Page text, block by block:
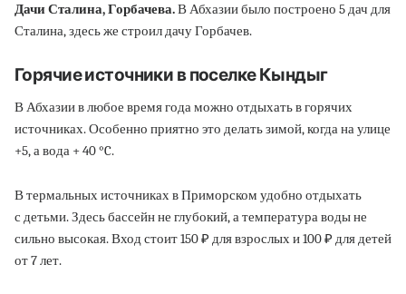
Дачи Сталина, Горбачева.В Абхазии было построено 5 дач для
Сталина, здесь же строил дачу Горбачев.
Горячие источники в поселке Кындыг
В Абхазии в любое время года можно отдыхать в горячих
источниках. Особенно приятно это делать зимой, когда на улице
+5, а вода + 40 °C.
В термальных источниках в Приморском удобно отдыхать
с детьми. Здесь бассейн не глубокий, а температура воды не
сильно высокая. Вход стоит 150 ₽ для взрослых и 100 ₽ для детей
от 7 лет.